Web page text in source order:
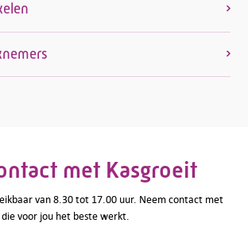
met Kasgroeit
van 8.30 tot 17.00 uur. Neem contact met
voor jou het beste werkt.